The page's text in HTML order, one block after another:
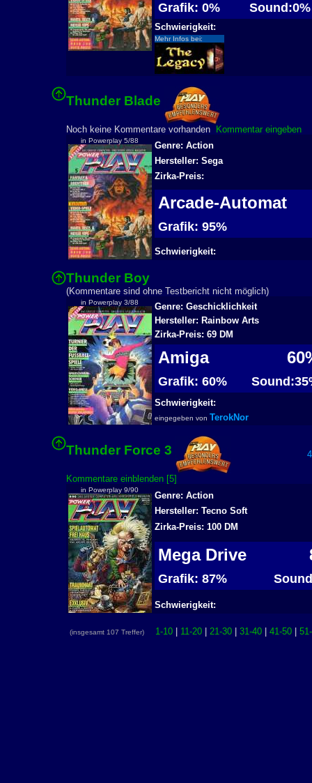
Grafik: 0% Sound:0%
Schwierigkeit:
Mehr Infos bei:
Thunder Blade
Noch keine Kommentare vorhanden Kommentar eingeben
in Powerplay 5/88
Genre: Action
Hersteller: Sega
Zirka-Preis:
Arcade-Automat
Grafik: 95%
Schwierigkeit:
Thunder Boy
(Kommentare sind ohne Testbericht nicht möglich)
in Powerplay 3/88
Genre: Geschicklichkeit
Hersteller: Rainbow Arts
Zirka-Preis: 69 DM
Amiga
Grafik: 60%
Schwierigkeit:
eingegeben von TerokNor
Thunder Force 3
Kommentare einblenden [5]
in Powerplay 9/90
Genre: Action
Hersteller: Tecno Soft
Zirka-Preis: 100 DM
Mega Drive
Grafik: 87%
Schwierigkeit:
(insgesamt 107 Treffer) 1-10 11-20 21-30 31-40 41-50